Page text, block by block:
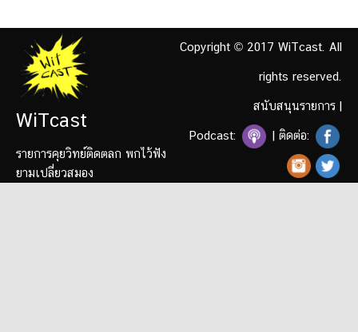
WiTcast
รายการคุยวิทย์ติดตลก พกไว้ฟัง
ยามเปลี่ยวสมอง
Copyright © 2017 WiTcast. All
rights reserved.
สนับสนุนรายการ |
Podcast: | ติดต่อ: